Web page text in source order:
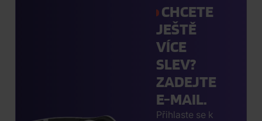
CHCETE
JEŠTĚ
VÍCE
SLEV?
ZADEJTE
E-MAIL.
Přihlaste se k